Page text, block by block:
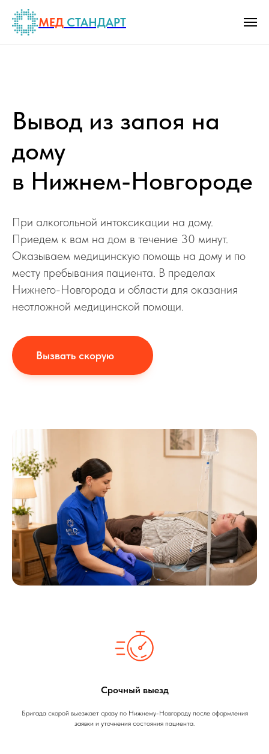
МЕД СТАНДАРТ
Вывод из запоя на
дому
в Нижнем-Новгороде
При алкогольной интоксикации на дому.
Приедем к вам на дом в течение 30 минут.
Оказываем медицинскую помощь на дому и по
месту пребывания пациента. В пределах
Нижнего-Новгорода и области для оказания
неотложной медицинской помощи.
Вызвать скорую
Срочный выезд
Бригада скорой выезжает сразу по Нижнему-Новгороду после оформления
заявки и уточнения состояния пациента.